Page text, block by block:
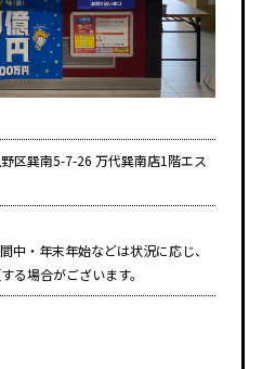
区巽南5-7-26 万代巽南店1階エス
中・年末年始などは状況に応じ、
る場合がございます。